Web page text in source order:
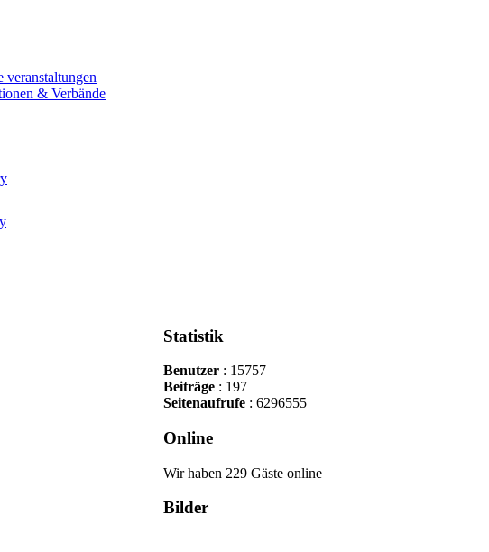
veranstaltungen
& Verbände
Statistik
Benutzer : 15757
Beiträge : 197
Seitenaufrufe : 6296555
Online
Wir haben 229 Gäste online
Bilder